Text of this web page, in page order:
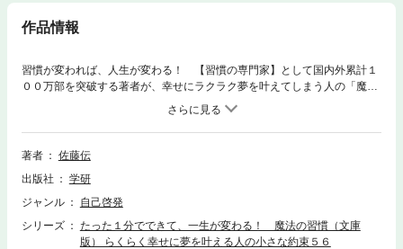
作品情報
習慣が変われば、人生が変わる！ 【習慣の専門家】として国内外累計１
００万部を突破する著者が、幸せにラクラク夢を叶えてしまう人の「魔法
の習慣」５６を公開。文庫化にあたり、毎日の行動習慣の羅針盤となるカ
ラー口絵と、「数字の習慣」を新たに収録。
著者
佐藤伝
出版社
学研
ジャンル
自己啓発
シリーズ
たった１分でできて、一生が変わる！ 魔法の習慣（文庫
版） らくらく幸せに夢を叶える人の小さな約束５６